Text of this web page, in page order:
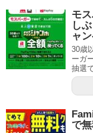
モ
し
ャ
30歳
ーガ
抽選
で